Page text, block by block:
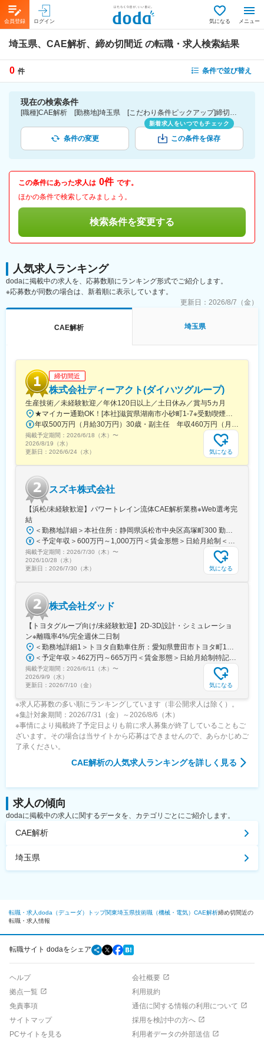
会員登録 ログイン 気になる メニュー
埼玉県、CAE解析、締め切間近 の転職・求人検索結果
0 件 条件で並び替え
現在の検索条件
[職種]CAE解析 [勤務地]埼玉県 [こだわり条件ピックアップ]締切間近
条件の変更
新着求人をいつでもチェック
この条件を保存
この条件にあった求人は 0件 です。
ほかの条件で検索してみましょう。
検索条件を変更する
人気求人ランキング
dodaに掲載中の求人を、応募数順にランキング形式でご紹介します。
※応募数が同数の場合は、新着順に表示しています。
更新日： 2026/8/7（金）
CAE解析 埼玉県
締切間近
株式会社ディーアクト(ダイハツグループ)
生産技術／未経験歓迎／年休120日以上／土日休み／賞与5カ月
★マイカー通勤OK！[本社]滋賀県湖南市小砂町1-7※受動喫煙対策／屋内全面禁煙
年収500万円（月給30万円）30歳・副主任 年収460万円（月給27万円）28歳
掲載予定期間： 2026/6/18（木） 〜
2026/8/19（水）
更新日： 2026/6/24（水） 気になる
スズキ株式会社
【浜松/未経験歓迎】パワートレイン流体CAE解析業務※Web選考完
結
＜勤務地詳細＞本社住所：静岡県浜松市中央区高塚町300 勤務地最寄駅：JR東海道本線／高塚駅受動喫煙対策：屋内全面禁煙変更の範囲：本文参照
＜予定年収＞600万円～1,000万円＜賃金形態＞日給月給制＜賃金内訳＞月額（基本給）：294,000円～400,000円/月21日間勤務想定＜想定月額＞294,000円～400,000円＜昇給有無＞有＜残業手当＞有＜給与補足＞■昇給：年1回（4月）■賞与：年2回（7月・12月）■モデル年収（残業代月30H込）30歳：年収760万円35歳／一般～主任：年収760万円～920万円40歳／一般～主任：年収760万円～1,000万円※確約するものではなく、最終学歴・社会人歴及び経験スキルにより前後します。賃金はあくまでも目安の金額であり、選考を通じて上下する可能性があります。月給(月額)は固定手当を含めた表記です。
掲載予定期間： 2026/7/30（木） 〜
2026/10/28（水）
更新日： 2026/7/30（木） 気になる
株式会社ダッド
【トヨタグループ向け/未経験歓迎】2D-3D設計・シミュレーショ
ン※離職率4%/完全週休二日制
＜勤務地詳細1＞トヨタ自動車住所：愛知県豊田市トヨタ町1番地 勤務地最寄駅：名鉄豊田線／豊田市駅受動喫煙対策：屋内全面禁煙＜勤務地詳細2＞トヨタ自動車(元町工場）住所：愛知県豊田市 勤務地最寄駅：名鉄豊田線線／豊田市駅駅受動喫煙対策：敷地内全面禁煙＜勤務地詳細3＞豊田自動織機（共和工場）住所：愛知県大府市 受動喫煙対策：屋内全面禁煙変更の範囲：会社の定める事業所
＜予定年収＞462万円～665万円＜賃金形態＞日給月給制特記事項なし＜賃金内訳＞月額（基本給）：211,800円～355,800円/月20日間勤務想定＜想定月額＞211,800円～355,800円＜昇給有無＞有＜残業手当＞有＜給与補足＞※入社6か月を経過した時点で評価を行い、採用時の処遇が見直されます。※賞与実績:2025年度賞与支給平均5.3ヵ月※想定年収下限は大卒実務未経験の方で20時間の残業代および住宅手当を含んだ場合の年収となります。 ご経験・ご経歴によって変動する場合があります。賃金はあくまでも目安の金額であり、選考を通じて上下する可能性があります。月給(月額)は固定手当を含めた表記です。
掲載予定期間： 2026/6/11（木） 〜
2026/9/9（水）
更新日： 2026/7/10（金） 気になる
※求人応募数の多い順にランキングしています（非公開求人は除く）。
※集計対象期間：2026/7/31（金）～2026/8/6（木）
※事情により掲載終了予定日よりも前に求人募集が終了していることもご
ざいます。その場合は当サイトから応募はできませんので、あらかじめご
了承ください。
CAE解析の人気求人ランキングを詳しく見る
求人の傾向
dodaに掲載中の求人に関するデータを、カテゴリごとにご紹介します。
CAE解析
埼玉県
転職・求人doda（デューダ）トップ関東埼玉県技術職（機械・電気） CAE解析締め切間近の
転職・求人情報
転職サイト dodaをシェア
ヘルプ
会社概要
拠点一覧
利用規約
免責事項
通信に関する情報の利用について
サイトマップ
採用を検討中の方へ
PCサイトを見る
利用者データの外部送信